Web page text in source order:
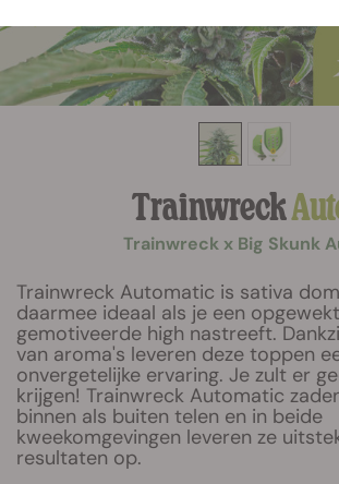
Trainwreck
Trainwreck x Big Skunk
Trainwreck Automatic is sativa
daarmee ideaal als je een
gemotiveerde high nastreeft.
van aroma's leveren deze toppen
onvergetelijke ervaring. Je zult er
krijgen! Trainwreck Automatic
binnen als buiten telen en in beide
kweekomgevingen leveren ze
resultaten op.